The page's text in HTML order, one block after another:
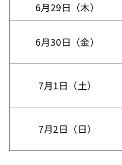
6月29日（木）
6月30日（金）
7月1日（土）
7月2日（日）